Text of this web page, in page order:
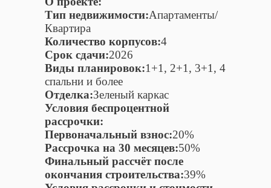
Тип недвижимости:Апартаменты/
Квартира
Количество корпусов:4
Срок сдачи:2026
Виды планировок:1+1, 2+1, 3+1, 4
спальни и более
Отделка:Зеленый каркас
Условия беспроцентной
рассрочки:
Первоначальный взнос:20%
Рассрочка на 30 месяцев:50%
Финальный рассчёт после
окончания строительства:39%